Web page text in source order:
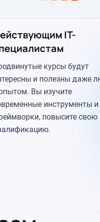
IT-
курсы будут
и полезны даже
Вы изучите
инструменты и
повысите свою